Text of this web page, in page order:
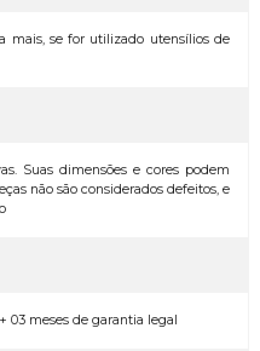
mais, se for utilizado utensílios de
Suas dimensões e cores podem
não são considerados defeitos, e
03 meses de garantia legal